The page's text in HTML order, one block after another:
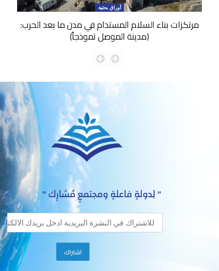
أوراق بحثية
مرتكزات بناء السلام المستدام في مدن ما بعد الحرب:
(مدينة الموصل نموذجاً)